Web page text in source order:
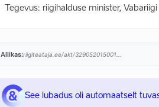
Tegevus: riigihalduse minister,
Allikas:riigiteataja.ee/akt/329052015001...
See lubadus oli automaatselt